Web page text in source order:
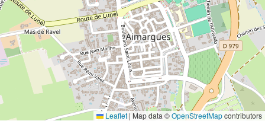
Leaflet | Map data ©OpenStreetMapcontributors